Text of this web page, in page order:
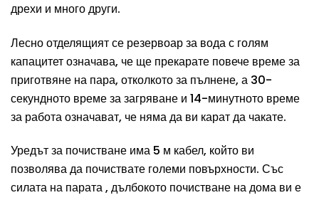
дрехи и много други.
Лесно отделящият се резервоар за вода с голям
капацитет означава, че ще прекарате повече време за
приготвяне на пара, отколкото за пълнене, а 30-
секундното време за загряване и 14-минутното време
за работа означават, че няма да ви карат да чакате.
Уредът за почистване има 5 м кабел, който ви
позволява да почиствате големи повърхности. Със
силата на парата , дълбокото почистване на дома ви е